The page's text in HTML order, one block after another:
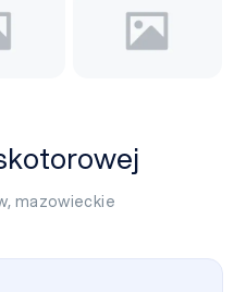
,mazowieckie